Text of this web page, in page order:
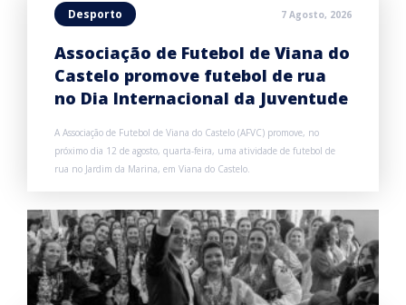
Desporto 7 Agosto, 2026
Associação de Futebol de Viana do
Castelo promove futebol de rua
no Dia Internacional da Juventude
A Associação de Futebol de Viana do Castelo (AFVC) promove, no
próximo dia 12 de agosto, quarta-feira, uma atividade de futebol de
rua no Jardim da Marina, em Viana do Castelo.